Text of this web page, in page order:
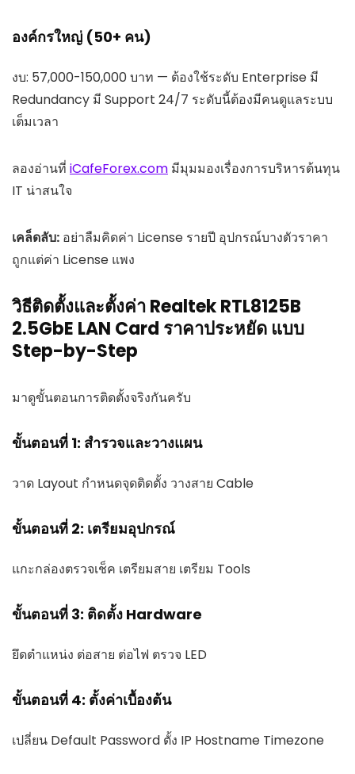
องค์กรใหญ่ (50+ คน)
งบ: 57,000-150,000 บาท — ต้องใช้ระดับ Enterprise มี
Redundancy มี Support 24/7 ระดับนี้ต้องมีคนดูแลระบบ
เต็มเวลา
ลองอ่านที่ iCafeForex.com มีมุมมองเรื่องการบริหารต้นทุน
IT น่าสนใจ
เคล็ดลับ: อย่าลืมคิดค่า License รายปี อุปกรณ์บางตัวราคา
ถูกแต่ค่า License แพง
วิธีติดตั้งและตั้งค่า Realtek RTL8125B
2.5GbE LAN Card ราคาประหยัด แบบ
Step-by-Step
มาดูขั้นตอนการติดตั้งจริงกันครับ
ขั้นตอนที่ 1: สำรวจและวางแผน
วาด Layout กำหนดจุดติดตั้ง วางสาย Cable
ขั้นตอนที่ 2: เตรียมอุปกรณ์
แกะกล่องตรวจเช็ค เตรียมสาย เตรียม Tools
ขั้นตอนที่ 3: ติดตั้ง Hardware
ยึดตำแหน่ง ต่อสาย ต่อไฟ ตรวจ LED
ขั้นตอนที่ 4: ตั้งค่าเบื้องต้น
เปลี่ยน Default Password ตั้ง IP Hostname Timezone